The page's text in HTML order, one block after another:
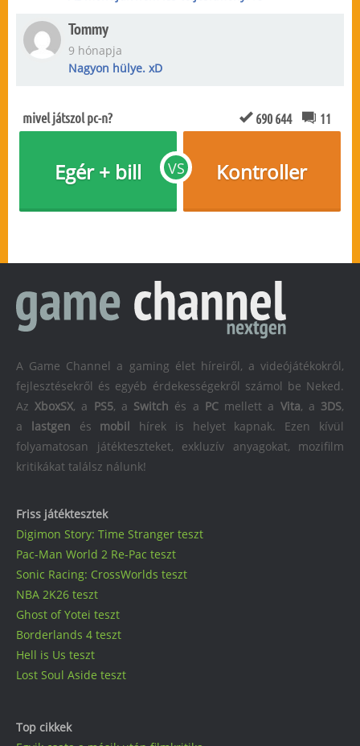
Tommy
9 hónapja
Nagyon hülye. xD
mivel játszol pc-n? 690 644 11
VS
Egér + bill Kontroller
Friss játéktesztek
Digimon Story: Time Stranger teszt
Pac-Man World 2 Re-Pac teszt
Sonic Racing: CrossWorlds teszt
NBA 2K26 teszt
Ghost of Yotei teszt
Borderlands 4 teszt
Hell is Us teszt
Lost Soul Aside teszt
Top cikkek
A Game Channel a gaming élet híreiről, a videójátékokról,
fejlesztésekről és egyéb érdekességekről számol be Neked.
AzXboxSX, a PS5, a Switch és a PCmellett a Vita, a 3DS,
a lastgen és mobil hírek is helyet kapnak. Ezen kívül
folyamatosan játékteszteket, exkluzív anyagokat, mozifilm
kritikákat találsz nálunk!